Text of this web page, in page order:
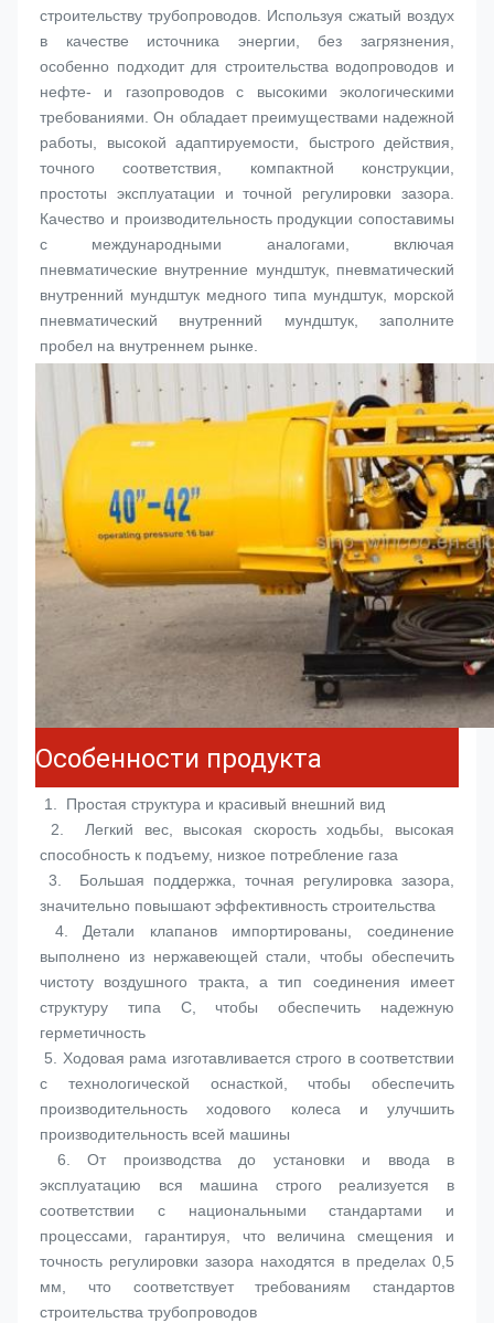
строительству трубопроводов. Используя сжатый воздух
в качестве источника энергии, без загрязнения,
особенно подходит для строительства водопроводов и
нефте- и газопроводов с высокими экологическими
требованиями. Он обладает преимуществами надежной
работы, высокой адаптируемости, быстрого действия,
точного соответствия, компактной конструкции,
простоты эксплуатации и точной регулировки зазора.
Качество и производительность продукции сопоставимы
с международными аналогами, включая
пневматические внутренние мундштук, пневматический
внутренний мундштук медного типа мундштук , морской
пневматический внутренний мундштук, заполните
пробел на внутреннем рынке.
Особенности продукта
1. Простая структура и красивый внешний вид
2. Легкий вес, высокая скорость ходьбы, высокая
способность к подъему, низкое потребление газа
3. Большая поддержка, точная регулировка зазора,
значительно повышают эффективность строительства
4. Детали клапанов импортированы, соединение
выполнено из нержавеющей стали, чтобы обеспечить
чистоту воздушного тракта, а тип соединения имеет
структуру типа C, чтобы обеспечить надежную
герметичность
5. Ходовая рама изготавливается строго в соответствии
с технологической оснасткой, чтобы обеспечить
производительность ходового колеса и улучшить
производительность всей машины
6. От производства до установки и ввода в
эксплуатацию вся машина строго реализуется в
соответствии с национальными стандартами и
процессами, гарантируя, что величина смещения и
точность регулировки зазора находятся в пределах 0,5
мм, что соответствует требованиям стандартов
строительства трубопроводов